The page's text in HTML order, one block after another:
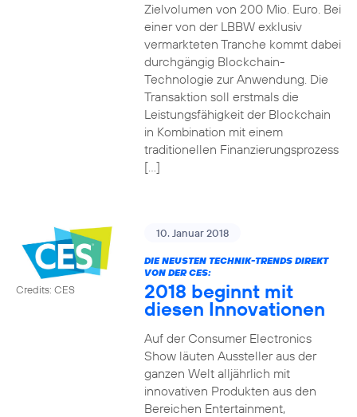
Zielvolumen von 200 Mio. Euro. Bei
einer von der LBBW exklusiv
vermarkteten Tranche kommt dabei
durchgängig Blockchain-
Technologie zur Anwendung. Die
Transaktion soll erstmals die
Leistungsfähigkeit der Blockchain
in Kombination mit einem
traditionellen Finanzierungsprozess
[…]
Credits: CES
10. Januar 2018
DIE NEUSTEN TECHNIK-TRENDS DIREKT
VON DER CES:
2018 beginnt mit
diesen Innovationen
Auf der Consumer Electronics
Show läuten Aussteller aus der
ganzen Welt alljährlich mit
innovativen Produkten aus den
Bereichen Entertainment,